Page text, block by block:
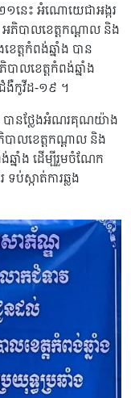
១នេះ អំណោយេជាអង្ករ
ភិបាលខេត្តកណ្ដាល និង
ត្តកំពង់ឆ្នាំង បាន
លខេត្តកំពង់ឆ្នាំង
ជំងឺកូវីដ-១៩ ។
បានថ្លែងអំណរគុណយ៉ាង
ាលខេត្តកណ្ដាល និង
ឆ្នាំង ដើម្បីរួមចំណែក
ទប់ស្កាត់ការឆ្លង